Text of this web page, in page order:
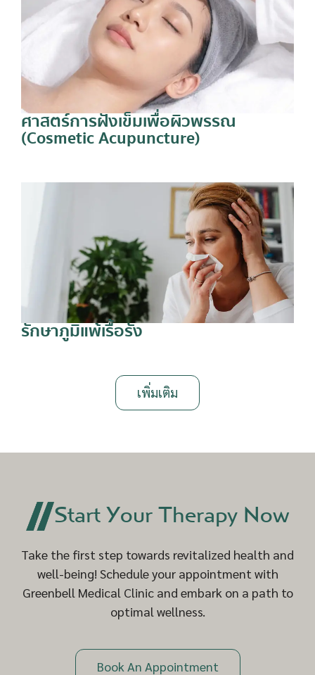
ศาสตร์การฝังเข็มเพื่อผิวพรรณ
(Cosmetic Acupuncture)
รักษาภูมิแพ้เรื้อรัง
เพิ่มเติม
Start Your Therapy Now
Take the first step towards revitalized health and
well-being! Schedule your appointment with
Greenbell Medical Clinic and embark on a path to
optimal wellness.
Book An Appointment